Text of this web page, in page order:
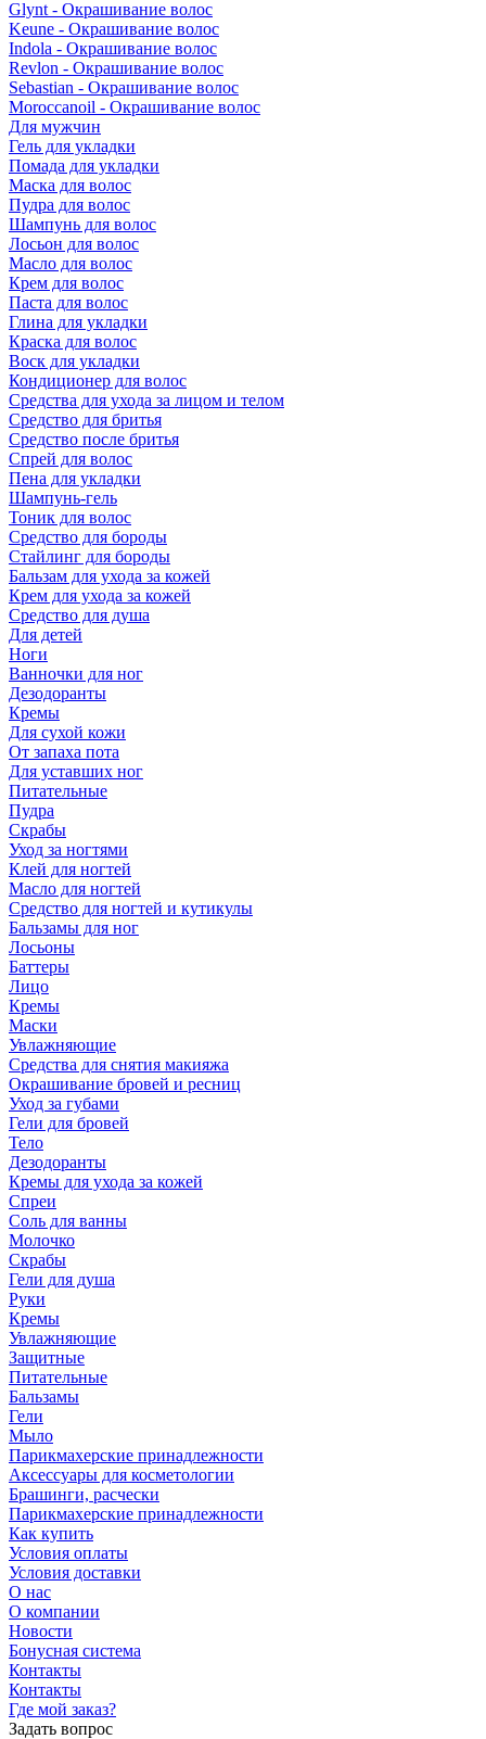
Glynt - Окрашивание волос
Keune - Окрашивание волос
Indola - Окрашивание волос
Revlon - Окрашивание волос
Sebastian - Окрашивание волос
Moroccanoil - Окрашивание волос
Для мужчин
Гель для укладки
Помада для укладки
Маска для волос
Пудра для волос
Шампунь для волос
Лосьон для волос
Масло для волос
Крем для волос
Паста для волос
Глина для укладки
Краска для волос
Воск для укладки
Кондиционер для волос
Средства для ухода за лицом и телом
Средство для бритья
Средство после бритья
Спрей для волос
Пена для укладки
Шампунь-гель
Тоник для волос
Средство для бороды
Стайлинг для бороды
Бальзам для ухода за кожей
Крем для ухода за кожей
Средство для душа
Для детей
Ноги
Ванночки для ног
Дезодоранты
Кремы
Для сухой кожи
От запаха пота
Для уставших ног
Питательные
Пудра
Скрабы
Уход за ногтями
Клей для ногтей
Масло для ногтей
Средство для ногтей и кутикулы
Бальзамы для ног
Лосьоны
Баттеры
Лицо
Кремы
Маски
Увлажняющие
Средства для снятия макияжа
Окрашивание бровей и ресниц
Уход за губами
Гели для бровей
Тело
Дезодоранты
Кремы для ухода за кожей
Спреи
Соль для ванны
Молочко
Скрабы
Гели для душа
Руки
Кремы
Увлажняющие
Защитные
Питательные
Бальзамы
Гели
Мыло
Парикмахерские принадлежности
Аксессуары для косметологии
Брашинги, расчески
Парикмахерские принадлежности
Как купить
Условия оплаты
Условия доставки
О нас
О компании
Новости
Бонусная система
Контакты
Контакты
Где мой заказ?
Задать вопрос